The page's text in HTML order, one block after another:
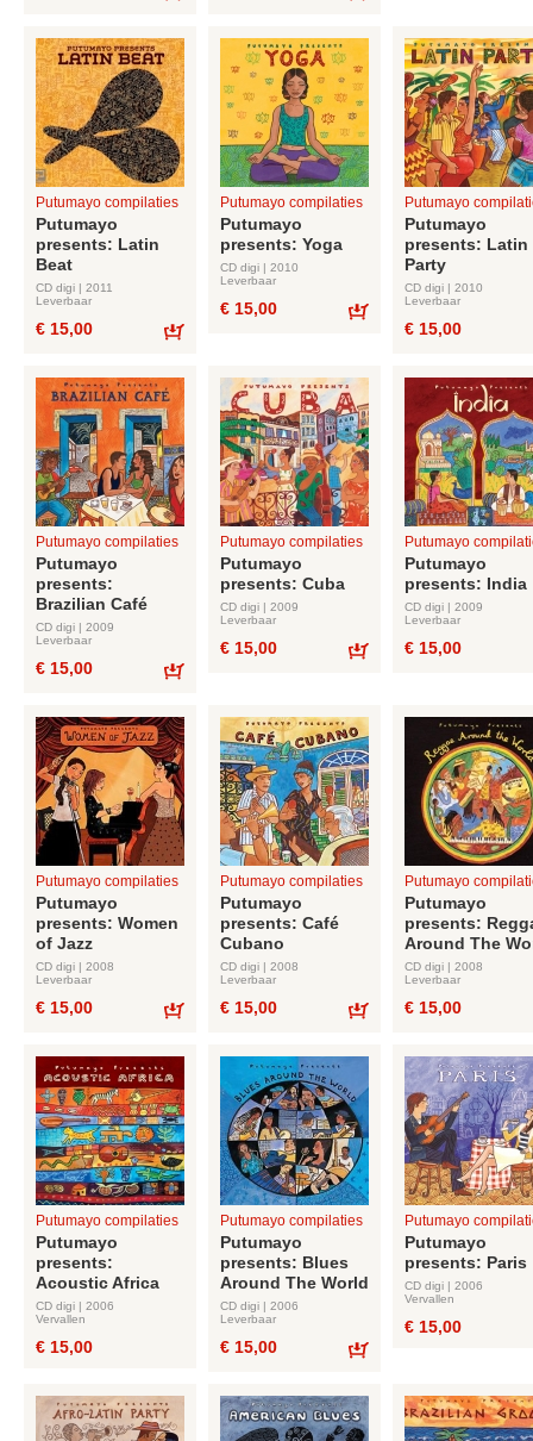
Putumayo compilaties
Putumayo
presents: Latin
Beat
CD digi | 2011
Leverbaar
€ 15,00
Putumayo compilaties
Putumayo
presents: Yoga
CD digi | 2010
Leverbaar
€ 15,00
Putumayo
Putumayo
presents: Latin
Party
CD digi | 2010
Leverbaar
€ 15,00
Putumayo compilaties
Putumayo
presents:
Brazilian Café
CD digi | 2009
Leverbaar
€ 15,00
Putumayo compilaties
Putumayo
presents: Cuba
CD digi | 2009
Leverbaar
€ 15,00
Putumayo
Putumayo
presents: India
CD digi | 2009
Leverbaar
€ 15,00
Putumayo compilaties
Putumayo
presents: Women
of Jazz
CD digi | 2008
Leverbaar
€ 15,00
Putumayo compilaties
Putumayo
presents: Café
Cubano
CD digi | 2008
Leverbaar
€ 15,00
Putumayo
Putumayo
presents:
Around The
CD digi | 2008
Leverbaar
€ 15,00
Putumayo compilaties
Putumayo
presents:
Acoustic Africa
CD digi | 2006
Vervallen
€ 15,00
Putumayo compilaties
Putumayo
presents: Blues
Around The World
CD digi | 2006
Leverbaar
€ 15,00
Putumayo
Putumayo
presents: Paris
CD digi | 2006
Vervallen
€ 15,00